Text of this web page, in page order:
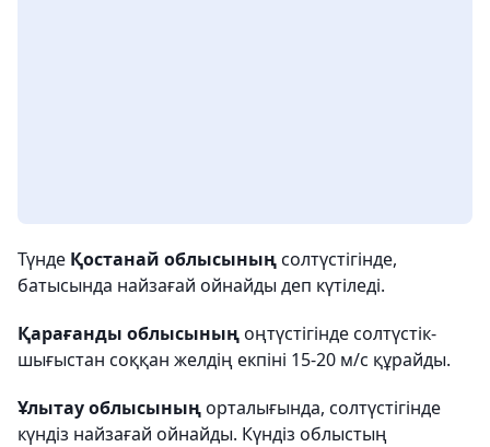
Түнде Қостанай облысыныңсолтүстігінде,
батысында найзағай ойнайды деп күтіледі.
Қарағанды облысыныңоңтүстігінде солтүстік-
шығыстан соққан желдің екпіні 15-20 м/с құрайды.
Ұлытау облысыныңорталығында, солтүстігінде
күндіз найзағай ойнайды. Күндіз облыстың